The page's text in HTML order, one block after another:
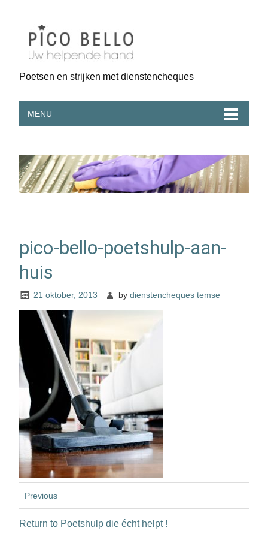
Poetsen en strijken met dienstencheques
MENU
pico-bello-poetshulp-aan-
huis
21 oktober, 2013 bydienstencheques temse
Previous
Return to Poetshulp die écht helpt !